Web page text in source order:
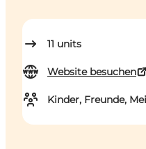
11 units
Website besuchen
Kinder, Freunde,